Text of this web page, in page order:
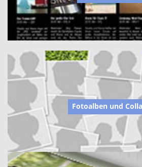
Fotoalben und